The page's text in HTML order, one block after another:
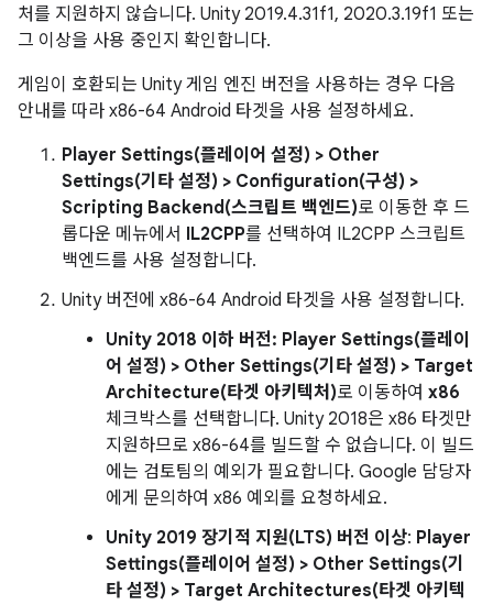
처를 지원하지 않습니다. Unity 2019.4.31f1, 2020.3.19f1 또는
그 이상을 사용 중인지 확인합니다.
게임이 호환되는 Unity 게임 엔진 버전을 사용하는 경우 다음
안내를 따라 x86-64 Android 타겟을 사용 설정하세요.
Player Settings(플레이어 설정) > Other
Settings(기타 설정) > Configuration(구성) >
Scripting Backend(스크립트 백엔드)로 이동한 후 드
롭다운 메뉴에서 IL2CPP를 선택하여 IL2CPP 스크립트
백엔드를 사용 설정합니다.
Unity 버전에 x86-64 Android 타겟을 사용 설정합니다.
Unity 2018 이하 버전: Player Settings(플레이
어 설정) > Other Settings(기타 설정) > Target
Architecture(타겟 아키텍처)로 이동하여 x86
체크박스를 선택합니다. Unity 2018은 x86 타겟만
지원하므로 x86-64를 빌드할 수 없습니다. 이 빌드
에는 검토팀의 예외가 필요합니다. Google 담당자
에게 문의하여 x86 예외를 요청하세요.
Unity 2019 장기적 지원(LTS) 버전 이상: Player
Settings(플레이어 설정) > Other Settings(기
타 설정) > Target Architectures(타겟 아키텍